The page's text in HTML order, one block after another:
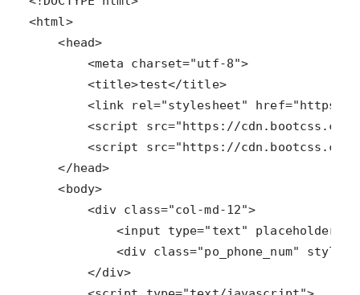
<html>
        <title>test</title>